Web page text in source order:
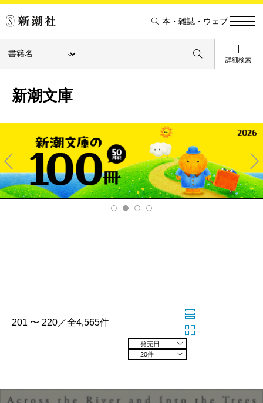
本・雑誌・ウェブ
詳細検索
新潮文庫
Pre
v
Ne
xt
201 〜 220／全4,565件
20件